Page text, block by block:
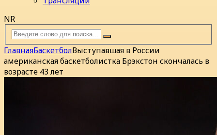
NR
ГлавнаяБаскетболВыступавшая в России
американская баскетболистка Брэкстон скончалась в
возрасте 43 лет